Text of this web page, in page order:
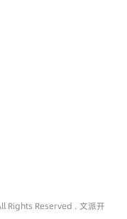
Reserved . 文派开